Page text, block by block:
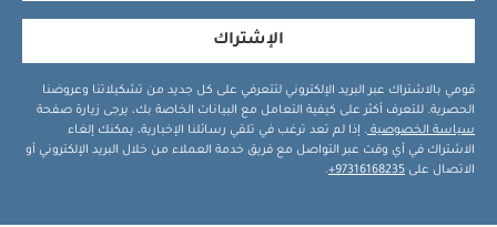
الإشتراك
قومي بالاشتراك عبر البريد الإلكتروني لتتعرفي على كل جديد من تشكيلاتنا وعروضنا
الحصرية. للتعرف أكثر على كيفية التعامل مع البيانات الخاصة بك، يرجى زيارة صفحة
سياسة الخصوصية . إذا لم تعد ترغب في تلقي رسائلنا الإخبارية، يمكنك إلغاء
الاشتراك في أي وقت عبر التواصل مع فريق خدمة العملاء من خلال البريد الإلكتروني أو
الاتصال على 97316168235+
.